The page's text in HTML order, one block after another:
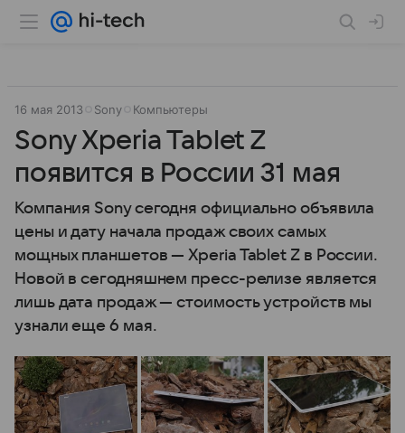
16 мая 2013 Sony Компьютеры
Sony Xperia Tablet Z
появится в России 31 мая
Компания Sony сегодня официально объявила
цены и дату начала продаж своих самых
мощных планшетов — Xperia Tablet Z в России.
Новой в сегодняшнем пресс-релизе является
лишь дата продаж — стоимость устройств мы
узнали еще 6 мая.